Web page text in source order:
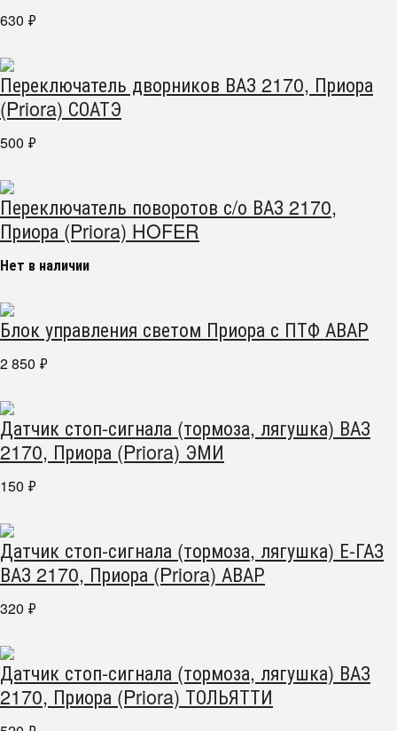
630 ₽
Переключатель дворников ВАЗ 2170, Приора
(Priora) СОАТЭ
500 ₽
Переключатель поворотов с/о ВАЗ 2170,
Приора (Priora) HOFER
Нет в наличии
Блок управления светом Приора с ПТФ АВАР
2 850 ₽
Датчик стоп-сигнала (тормоза, лягушка) ВАЗ
2170, Приора (Priora) ЭМИ
150 ₽
Датчик стоп-сигнала (тормоза, лягушка) Е-ГАЗ
ВАЗ 2170, Приора (Priora) АВАР
320 ₽
Датчик стоп-сигнала (тормоза, лягушка) ВАЗ
2170, Приора (Priora) ТОЛЬЯТТИ